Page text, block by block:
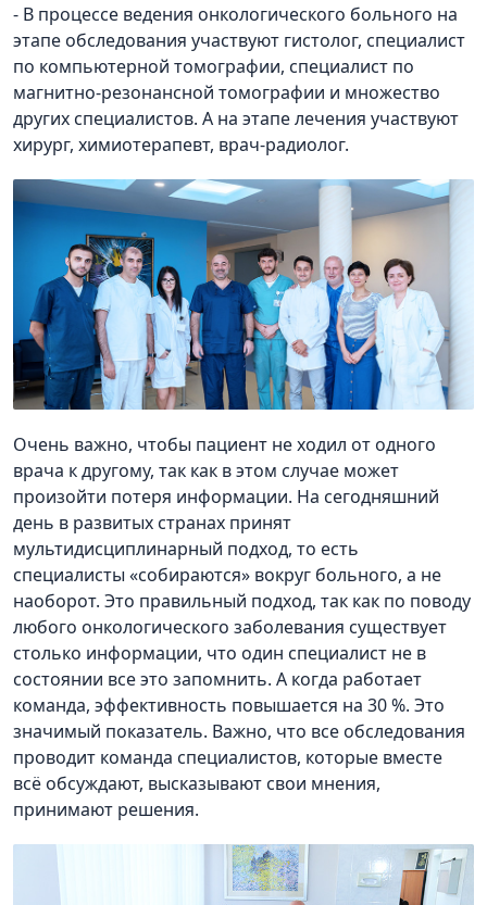
- В процессе ведения онкологического больного на
этапе обследования участвуют гистолог, специалист
по компьютерной томографии, специалист по
магнитно-резонансной томографии и множество
других специалистов. А на этапе лечения участвуют
хирург, химиотерапевт, врач-радиолог.
Очень важно, чтобы пациент не ходил от одного
врача к другому, так как в этом случае может
произойти потеря информации. На сегодняшний
день в развитых странах принят
мультидисциплинарный подход, то есть
специалисты «собираются» вокруг больного, а не
наоборот. Это правильный подход, так как по поводу
любого онкологического заболевания существует
столько информации, что один специалист не в
состоянии все это запомнить. А когда работает
команда, эффективность повышается на 30 %. Это
значимый показатель. Важно, что все обследования
проводит команда специалистов, которые вместе
всё обсуждают, высказывают свои мнения,
принимают решения.